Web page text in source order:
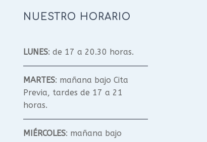
NUESTRO HORARIO
LUNES: de 17 a 20.30 horas.
MARTES: mañana bajo Cita
Previa, tardes de 17 a 21
horas.
MIÉRCOLES: mañana bajo